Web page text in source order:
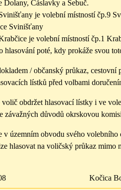
Dolany, Čáslavky a Sebuč.
je volební místností čp.9
Svinišťany
je volební místností čp.1
hlasování poté, kdy prokáže svou
/ občanský průkaz, cestovní
lístků před volbami
obdržet hlasovací lístky i ve
závažných důvodů okrskovou
v územním obvodu svého volebního
hlasovat na voličský průkaz mimo
Kočica